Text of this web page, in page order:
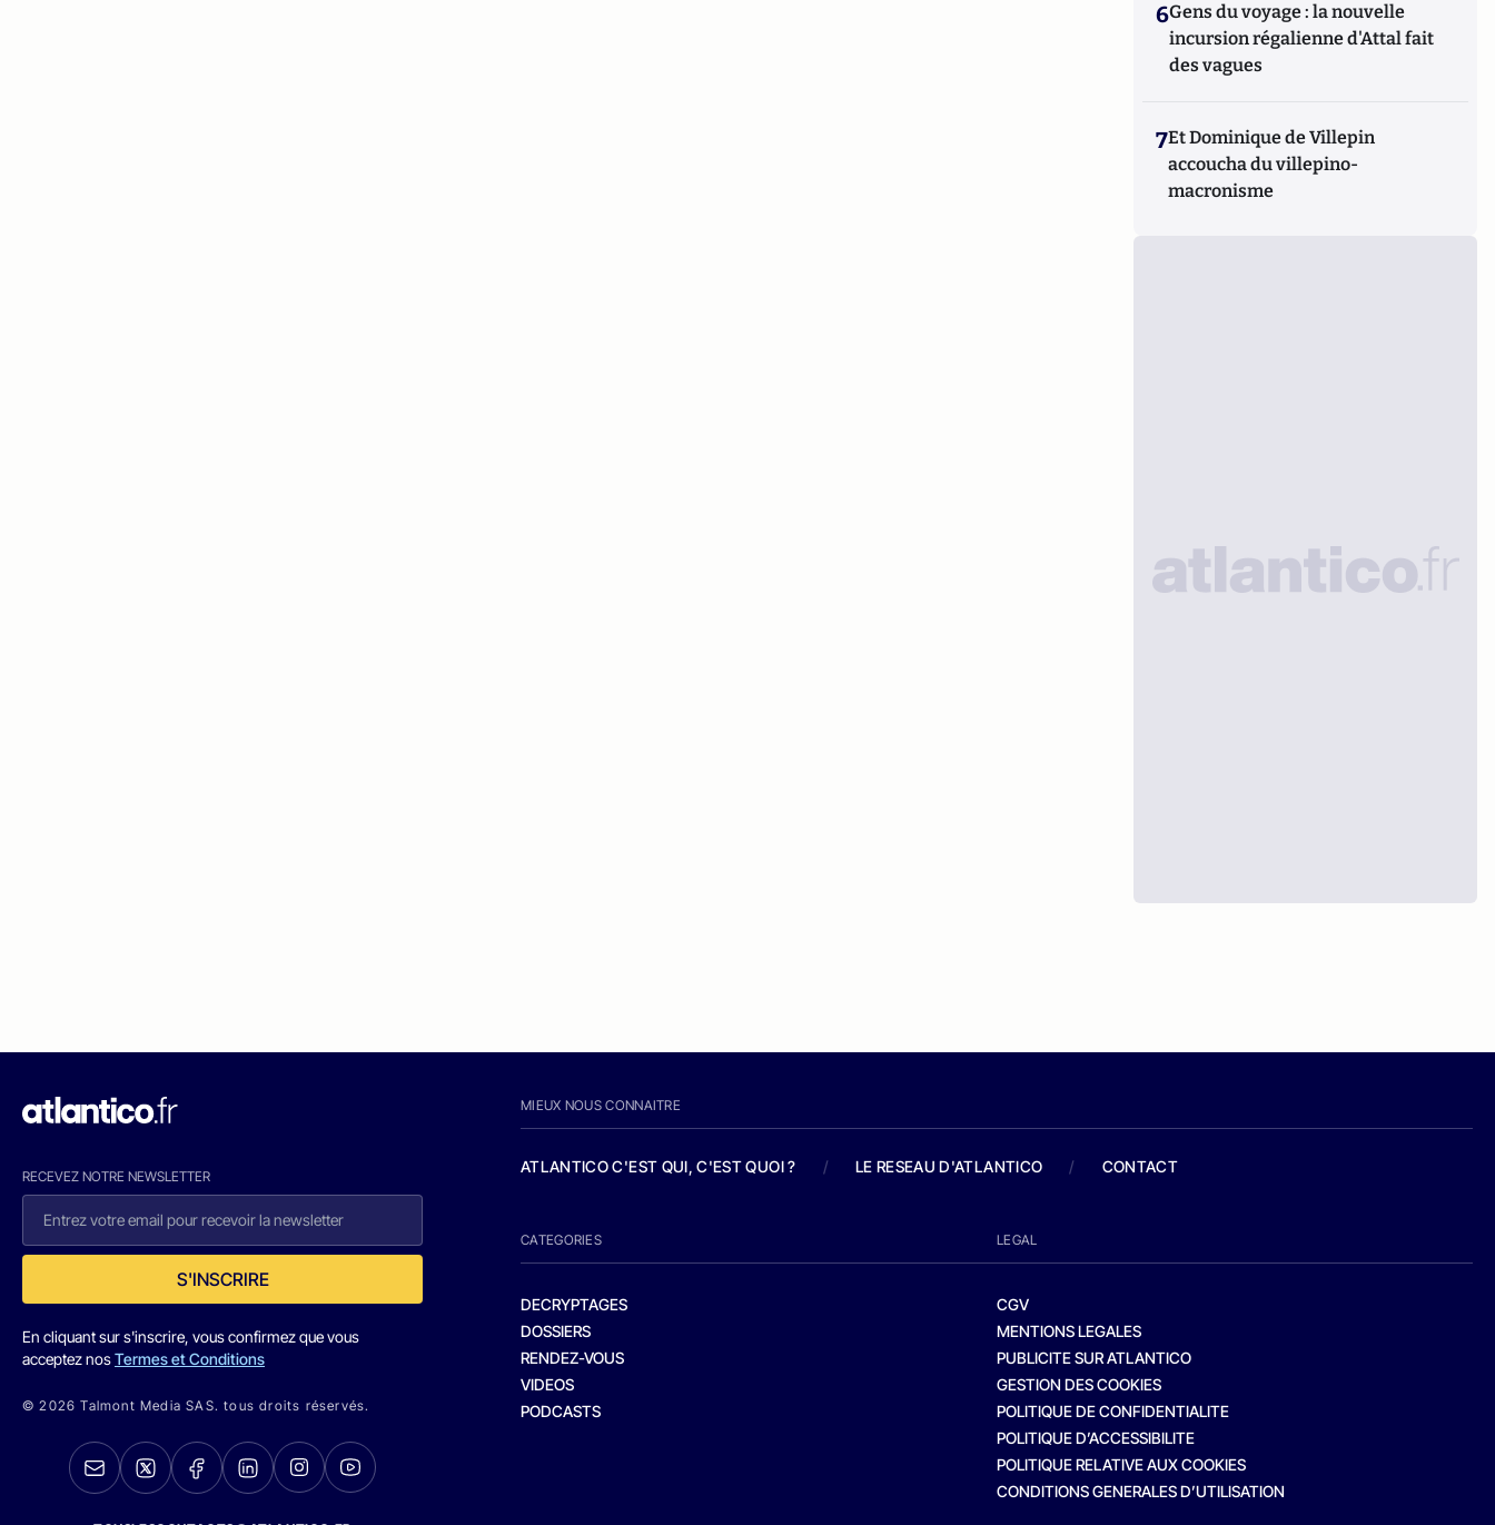
6Gens du voyage : la nouvelle
incursion régalienne d'Attal fait
des vagues
7Et Dominique de Villepin
accoucha du villepino-
macronisme
RECEVEZ NOTRE NEWSLETTER
S'INSCRIRE
En cliquant sur s'inscrire, vous confirmez que vous
acceptez nosTermes et Conditions
© 2026 Talmont Media SAS. tous droits réservés.
MIEUX NOUS CONNAITRE
ATLANTICO C'EST QUI, C'EST QUOI ? / LE RESEAU D'ATLANTICO / CONTACT
CATEGORIES
DECRYPTAGES
DOSSIERS
RENDEZ-VOUS
VIDEOS
PODCASTS
LEGAL
CGV
MENTIONS LEGALES
PUBLICITE SUR ATLANTICO
GESTION DES COOKIES
POLITIQUE DE CONFIDENTIALITE
POLITIQUE D’ACCESSIBILITE
POLITIQUE RELATIVE AUX COOKIES
CONDITIONS GENERALES D’UTILISATION